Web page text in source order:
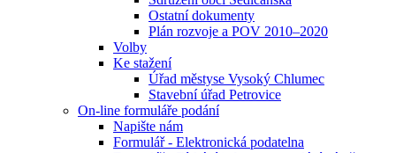
Ostatní dokumenty
Plán rozvoje a POV 2010–2020
Volby
Ke stažení
Úřad městyse Vysoký Chlumec
Stavební úřad Petrovice
On-line formuláře podání
Napište nám
Formulář - Elektronická podatelna